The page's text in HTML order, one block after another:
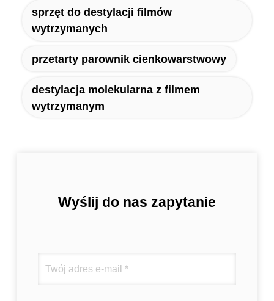
sprzęt do destylacji filmów
wytrzymanych
przetarty parownik cienkowarstwowy
destylacja molekularna z filmem
wytrzymanym
Wyślij do nas zapytanie